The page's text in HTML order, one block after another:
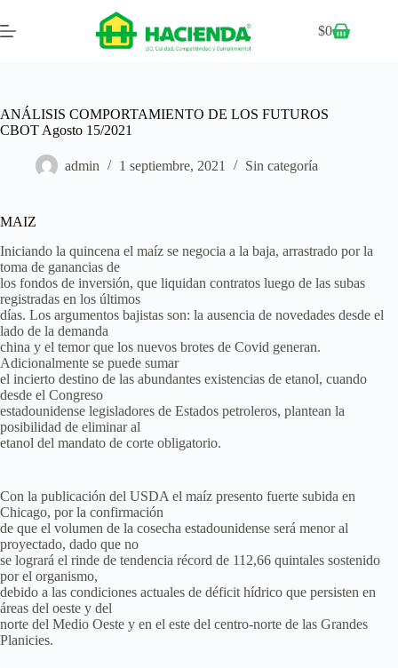
$0
ANÁLISIS COMPORTAMIENTO DE LOS FUTUROS
CBOT Agosto 15/2021
admin 1 septiembre, 2021 Sin categoría
MAIZ
Iniciando la quincena el maíz se negocia a la baja, arrastrado por la
toma de ganancias de
los fondos de inversión, que liquidan contratos luego de las subas
registradas en los últimos
días. Los argumentos bajistas son: la ausencia de novedades desde el
lado de la demanda
china y el temor que los nuevos brotes de Covid generan.
Adicionalmente se puede sumar
el incierto destino de las abundantes existencias de etanol, cuando
desde el Congreso
estadounidense legisladores de Estados petroleros, plantean la
posibilidad de eliminar al
etanol del mandato de corte obligatorio.
Con la publicación del USDA el maíz presento fuerte subida en
Chicago, por la confirmación
de que el volumen de la cosecha estadounidense será menor al
proyectado, dado que no
se logrará el rinde de tendencia récord de 112,66 quintales sostenido
por el organismo,
debido a las condiciones actuales de déficit hídrico que persisten en
áreas del oeste y del
norte del Medio Oeste y en el este del centro-norte de las Grandes
Planicies.